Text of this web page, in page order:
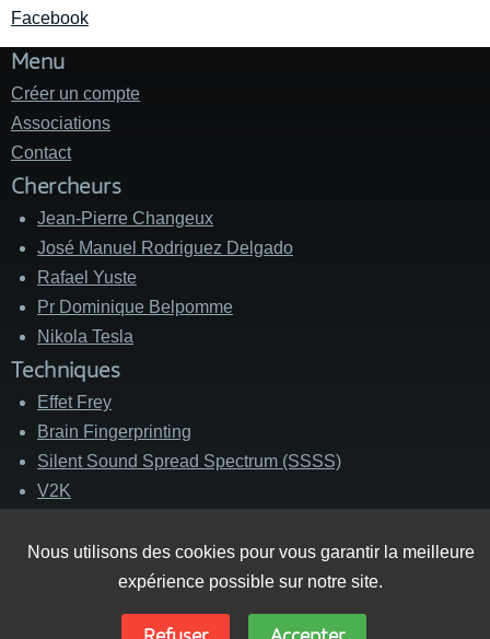
Facebook
Nous utilisons des cookies pour vous garantir la meilleure
expérience possible sur notre site.
Menu
Créer un compte
Associations
Contact
Chercheurs
Jean-Pierre Changeux
José Manuel Rodriguez Delgado
Rafael Yuste
Pr Dominique Belpomme
Nikola Tesla
Techniques
Effet Frey
Brain Fingerprinting
Silent Sound Spread Spectrum (SSSS)
V2K